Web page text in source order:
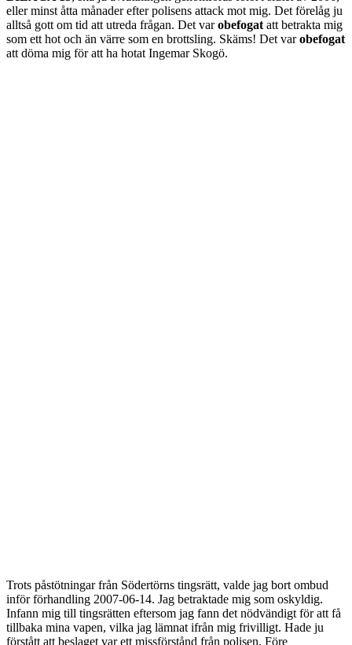
eller minst åtta månader efter polisens attack mot mig. Det förelåg ju
alltså gott om tid att utreda frågan. Det varobefogat att betrakta mig
som ett hot och än värre som en brottsling. Skäms! Det varobefogat
att döma mig för att ha hotat Ingemar Skogö.
Trots påstötningar från Södertörns tingsrätt, valde jag bort ombud
inför förhandling 2007-06-14. Jag betraktade mig som oskyldig.
Infann mig till tingsrätten eftersom jag fann det nödvändigt för att få
tillbaka mina vapen, vilka jag lämnat ifrån mig frivilligt. Hade ju
förstått att beslaget var ett missförstånd från polisen. Före